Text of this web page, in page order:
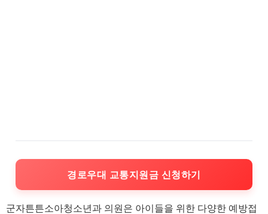
경로우대 교통지원금 신청하기
군자튼튼소아청소년과 의원은 아이들을 위한 다양한 예방접